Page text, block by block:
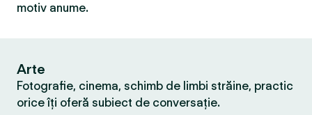
motiv anume.
Arte
Fotografie, cinema, schimb de limbi străine, practic
orice îți oferă subiect de conversație.